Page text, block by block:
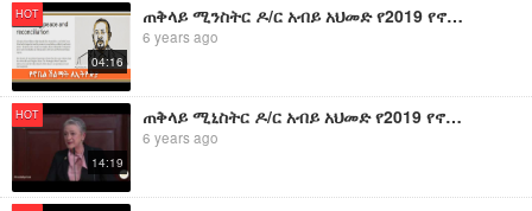
HOT
04:16
ጠቅላይ ሚንስትር ዶ/ር አብይ አህመድ የ2019 የኖቤል የሰላም ሽልማት አሸናፊ ሆኑ።
6 years ago
HOT
14:19
ጠቅላይ ሚኒስትር ዶ/ር አብይ አህመድ የ2019 የኖቤል የሰላም ሽልማት አሸናፊ ሆኑ
6 years ago